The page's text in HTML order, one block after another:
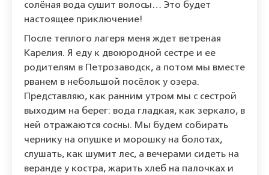
солёная вода сушит волосы… Это будет
настоящее приключение!
После теплого лагеря меня ждет ветреная
Карелия. Я еду к двоюродной сестре и ее
родителям в Петрозаводск, а потом мы вместе
рванем в небольшой посёлок у озера.
Представляю, как ранним утром мы с сестрой
выходим на берег: вода гладкая, как зеркало, в
ней отражаются сосны. Мы будем собирать
чернику на опушке и морошку на болотах,
слушать, как шумит лес, а вечерами сидеть на
веранде у костра, жарить хлеб на палочках и